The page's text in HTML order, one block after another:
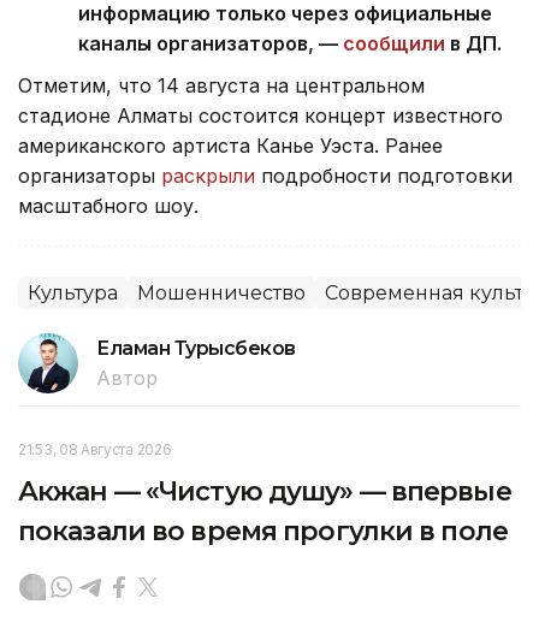
информацию только через официальные
каналы организаторов, — сообщили в ДП.
Отметим, что 14 августа на центральном
стадионе Алматы состоится концерт известного
американского артиста Канье Уэста. Ранее
организаторы раскрыли подробности подготовки
масштабного шоу.
Культура Мошенничество Современная
Еламан Турысбеков
Автор
21:53, 08 Августа 2026
Акжан — «Чистую душу» — впервые
показали во время прогулки в поле